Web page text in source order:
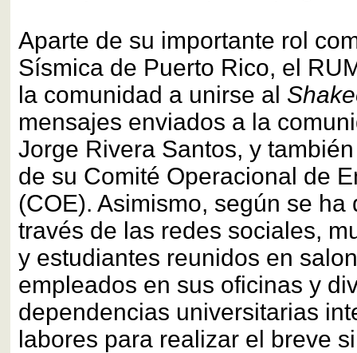
Aparte de su importante rol
Sísmica de Puerto Rico, el
la comunidad a unirse al
mensajes enviados a la
Jorge Rivera Santos, y
de su Comité Operacional de
(COE). Asimismo, según se ha
través de las redes sociales,
y estudiantes reunidos en
empleados en sus oficinas y
dependencias universitarias
labores para realizar el breve